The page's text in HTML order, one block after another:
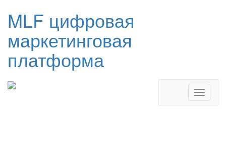
MLF цифровая
маркетинговая
платформа